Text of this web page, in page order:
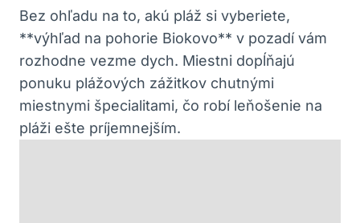
Bez ohľadu na to, akú pláž si vyberiete,
**výhľad na pohorie Biokovo** v pozadí vám
rozhodne vezme dych. Miestni dopĺňajú
ponuku plážových zážitkov chutnými
miestnymi špecialitami, čo robí leňošenie na
pláži ešte príjemnejším.